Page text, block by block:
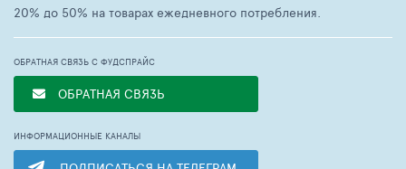
20% до 50% на товарах ежедневного потребления.
ОБРАТНАЯ СВЯЗЬ С ФУДСПРАЙС
ОБРАТНАЯ СВЯЗЬ
ИНФОРМАЦИОННЫЕ КАНАЛЫ